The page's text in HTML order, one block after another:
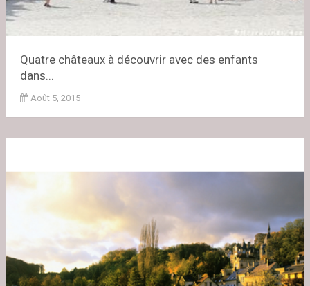
Quatre châteaux à découvrir avec des enfants
dans...
Août 5, 2015